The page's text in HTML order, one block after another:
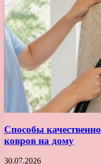
Способы
ковров на дому
30.07.2026